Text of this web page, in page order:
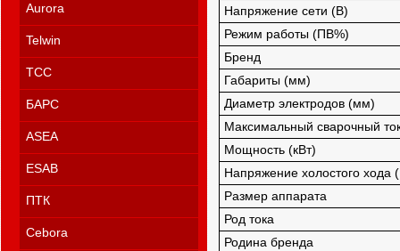
Aurora
Telwin
ТСС
БАРС
ASEA
ESAB
ПТК
Cebora
Напряжение сети (В)
Режим работы (ПВ%)
Бренд
Габариты (мм)
Диаметр электродов (мм)
Максимальный сварочный
Мощность (кВт)
Напряжение холостого хода
Размер аппарата
Род тока
Родина бренда